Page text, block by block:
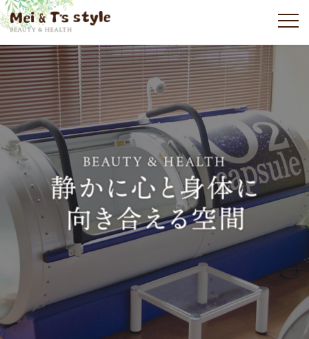
ホーム
エステコース
セラピスト
アクセス
予約・お問い合わせ